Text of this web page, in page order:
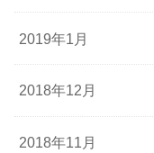
2019年1月
2018年12月
2018年11月